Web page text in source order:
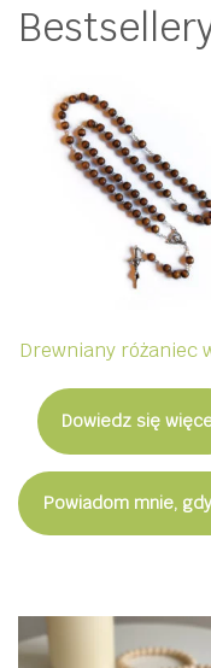
Drewniany różaniec
Dowiedz się
Powiadom mnie,